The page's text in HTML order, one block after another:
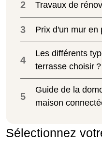
2 Travaux de
3 Prix d'un mur en
4
Les différents
terrasse choisir ?
5
Guide de la
maison
Sélectionnez